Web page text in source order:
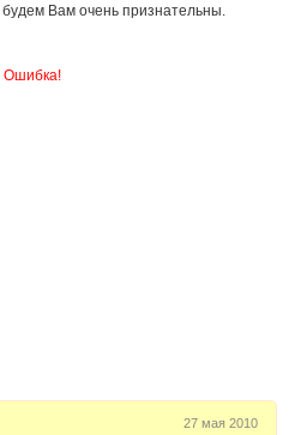
Вам очень признательны.
Ошибка!
27 мая 2010